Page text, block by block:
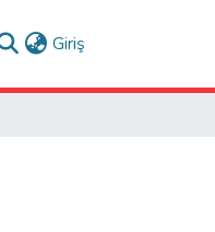
Giriş